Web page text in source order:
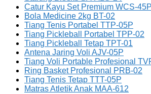
Catur Kayu Set Premium WCS-45P
Bola Medicine 2kg BT-02
Tiang Tenis Portabel TTP-05P
Tiang Pickleball Portabel TPP-02
Tiang Pickleball Tetap TPT-01
Antena Jaring Voli AJV-05P
Tiang Voli Portable Profesional
Ring Basket Profesional PRB-02
Tiang Tenis Tetap TTT-05P
Matras Atletik Anak MAA-612